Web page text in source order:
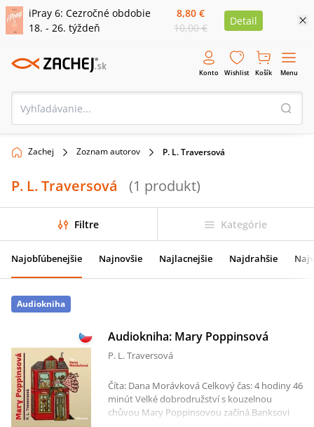
iPray 6: Cezročné obdobie
18. - 26. týždeň
8,80 €
10,00 €
Detail
Konto Wishlist Košík Menu
Zachej Zoznam autorov P. L. Traversová
P. L. Traversová (1 produkt)
Filtre Kategórie
Najobľúbenejšie Najnovšie Najlacnejšie Najdrahšie
Audiokniha
Audiokniha: Mary Poppinsová
P. L. Traversová
Číta: Dana Morávková Celkový čas: 4 hodiny 46
minút Velké dobrodružství s kouzelnou
chůvou Mary Poppinsovou začíná.Banksovi